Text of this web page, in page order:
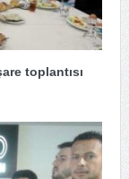
toplantısı